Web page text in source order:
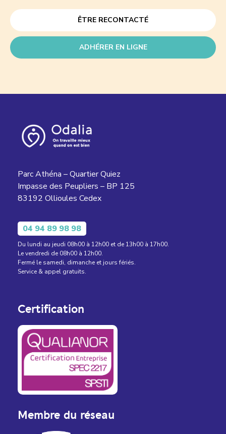
ÊTRE RECONTACTÉ
ADHÉRER EN LIGNE
Parc Athéna – Quartier Quiez
Impasse des Peupliers – BP 125
83192 Ollioules Cedex
04 94 89 98 98
Du lundi au jeudi 08h00 à 12h00 et de 13h00 à 17h00.
Le vendredi de 08h00 à 12h00.
Fermé le samedi, dimanche et jours fériés.
Service & appel gratuits.
Certification
Membre du réseau